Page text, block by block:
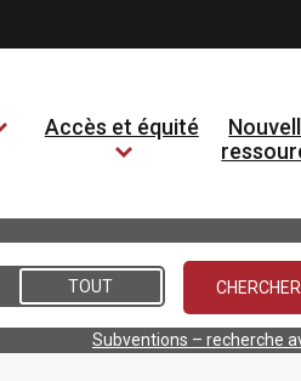
Accès et équité
TOUT
Subventions – recherche